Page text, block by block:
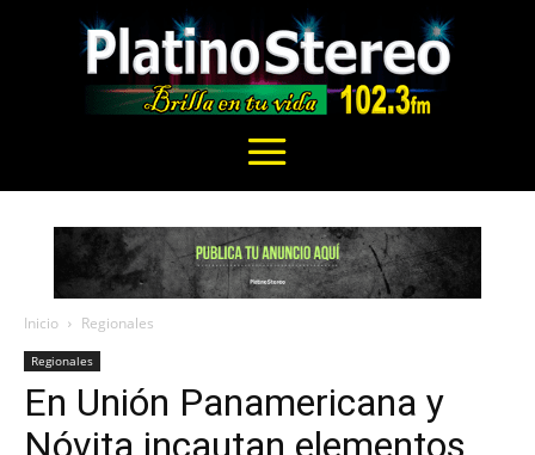
Inicio Regionales
Regionales
En Unión Panamericana y
Nóvita incautan elementos